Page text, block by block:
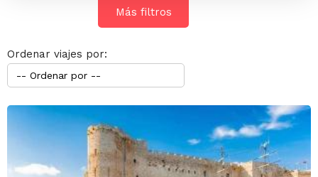
Más filtros
Ordenar viajes por: